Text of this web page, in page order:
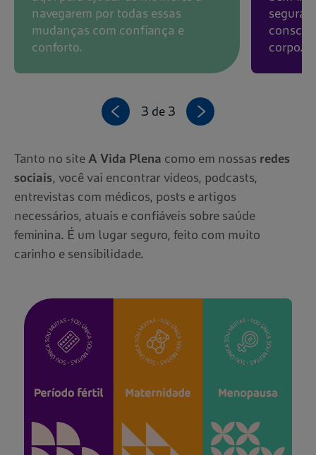
navegarem por todas essas
mudanças com confiança e
conforto.
seguras
corpo.
3 de 3
Tanto no siteA Vida Plena como em nossas redes
sociais, você vai encontrar vídeos, podcasts,
entrevistas com médicos, posts e artigos
necessários, atuais e confiáveis sobre saúde
feminina. É um lugar seguro, feito com muito
carinho e sensibilidade.